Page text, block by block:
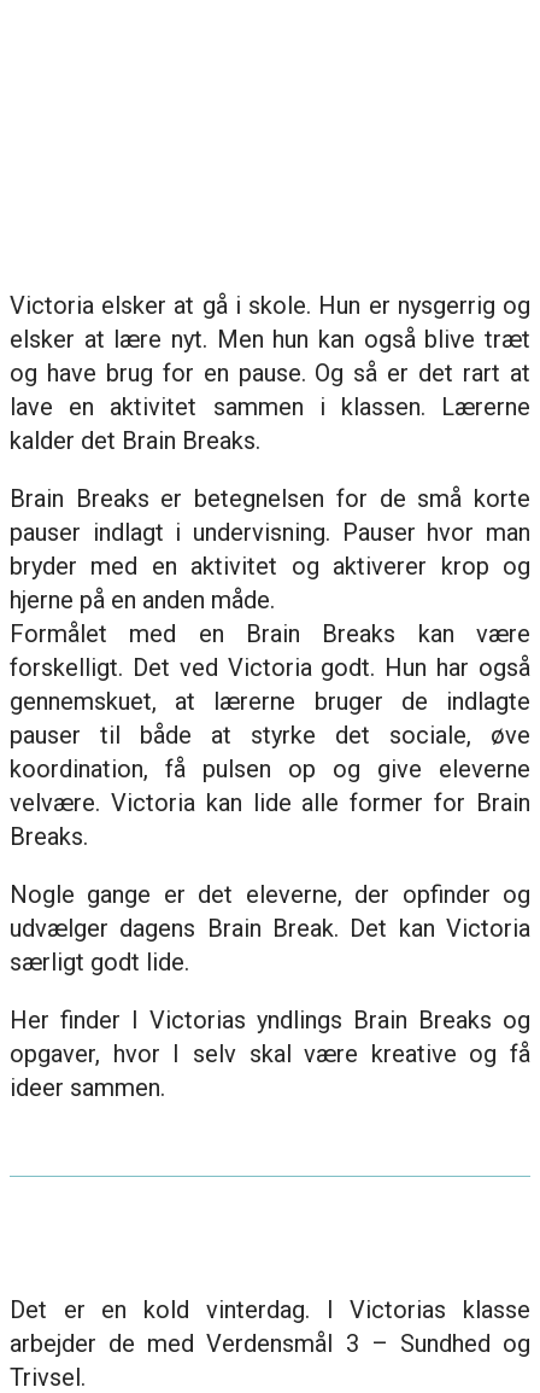
Victoria elsker at gå i skole. Hun er nysgerrig og
elsker at lære nyt. Men hun kan også blive træt
og have brug for en pause. Og så er det rart at
lave en aktivitet sammen i klassen. Lærerne
kalder det Brain Breaks.
Brain Breaks er betegnelsen for de små korte
pauser indlagt i undervisning. Pauser hvor man
bryder med en aktivitet og aktiverer krop og
hjerne på en anden måde.
Formålet med en Brain Breaks kan være
forskelligt. Det ved Victoria godt. Hun har også
gennemskuet, at lærerne bruger de indlagte
pauser til både at styrke det sociale, øve
koordination, få pulsen op og give eleverne
velvære. Victoria kan lide alle former for Brain
Breaks.
Nogle gange er det eleverne, der opfinder og
udvælger dagens Brain Break. Det kan Victoria
særligt godt lide.
Her finder I Victorias yndlings Brain Breaks og
opgaver, hvor I selv skal være kreative og få
ideer sammen.
Det er en kold vinterdag. I Victorias klasse
arbejder de med Verdensmål 3 – Sundhed og
Trivsel.